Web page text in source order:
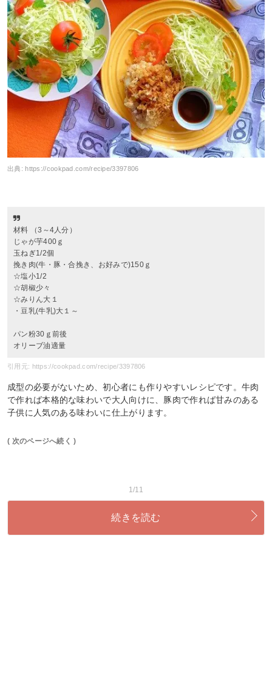
出典: https://cookpad.com/recipe/3397806
材料 （3～4人分）
じゃが芋400ｇ
玉ねぎ1/2個
挽き肉(牛・豚・合挽き、お好みで)150ｇ
☆塩小1/2
☆胡椒少々
☆みりん大１
・豆乳(牛乳)大１～
パン粉30ｇ前後
オリーブ油適量
引用元: https://cookpad.com/recipe/3397806
成型の必要がないため、初心者にも作りやすいレシピです。牛肉
で作れば本格的な味わいで大人向けに、豚肉で作れば甘みのある
子供に人気のある味わいに仕上がります。
( 次のページへ続く )
1/11
続きを読む